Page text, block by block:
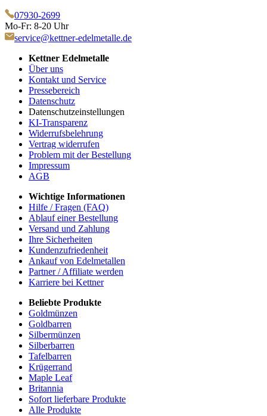
07930-2699
Mo-Fr: 8-20 Uhr
service@kettner-edelmetalle.de
Kettner Edelmetalle
Über uns
Kontakt und Service
Pressebereich
Datenschutz
Datenschutzeinstellungen
KI-Transparenz
Widerrufsbelehrung
Vertrag widerrufen
Problem mit der Bestellung
Impressum
AGB
Wichtige Informationen
Hilfe / Fragen (FAQ)
Ablauf einer Bestellung
Versand und Zahlung
Ihre Sicherheiten
Kundenzufriedenheit
Ankauf von Edelmetallen
Partner / Affiliate werden
Karriere bei Kettner
Beliebte Produkte
Goldmünzen
Goldbarren
Silbermünzen
Silberbarren
Tafelbarren
Krügerrand
Maple Leaf
Britannia
Sofort lieferbare Produkte
Alle Produkte